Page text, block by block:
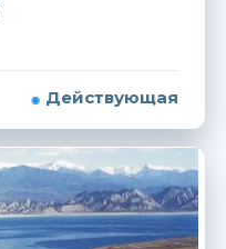
Действующая